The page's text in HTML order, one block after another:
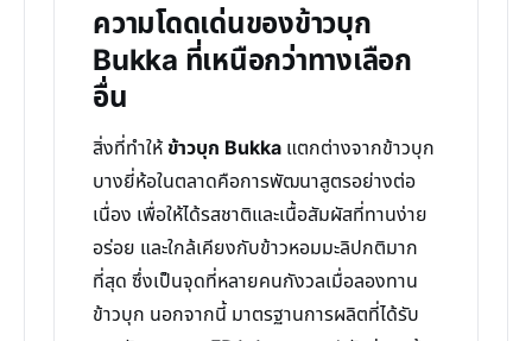
ความโดดเด่นของข้าวบุก
Bukka ที่เหนือกว่าทางเลือก
อื่น
สิ่งที่ทำให้ข้าวบุก Bukka แตกต่างจากข้าวบุก
บางยี่ห้อในตลาดคือการพัฒนาสูตรอย่างต่อ
เนื่อง เพื่อให้ได้รสชาติและเนื้อสัมผัสที่ทานง่าย
อร่อย และใกล้เคียงกับข้าวหอมมะลิปกติมาก
ที่สุด ซึ่งเป็นจุดที่หลายคนกังวลเมื่อลองทาน
ข้าวบุก นอกจากนี้ มาตรฐานการผลิตที่ได้รับ